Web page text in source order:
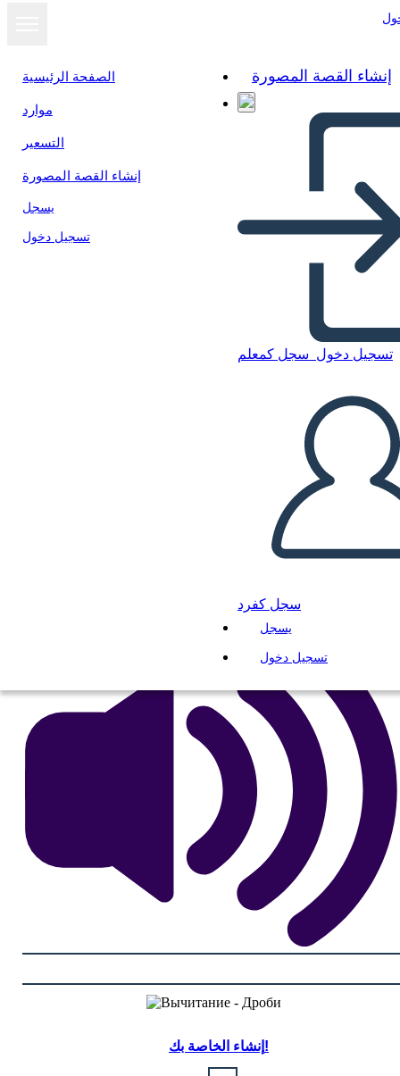
الصفحة الرئيسية
موارد
التسعير
إنشاء القصة المصورة
يسجل
تسجيل دخول
إنشاء القصة المصورة
تسجيل دخول سجل كمعلم
سجل كفرد
يسجل
تسجيل دخول
Вычитание - Дроби
إنشاء الخاصة بك!